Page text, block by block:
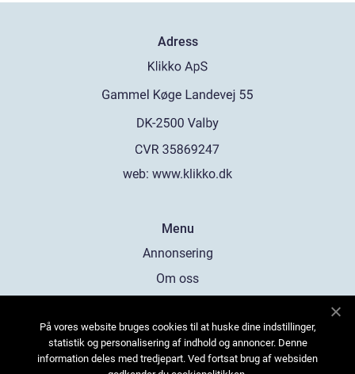
Adress
web: www.klikko.dk
Menu
Annonsering
Om oss
Kontakta oss
Sitemap
På vores website bruges cookies til at huske dine indstillinger,
statistik og personalisering af indhold og annoncer. Denne
information deles med tredjepart. Ved fortsat brug af websiden